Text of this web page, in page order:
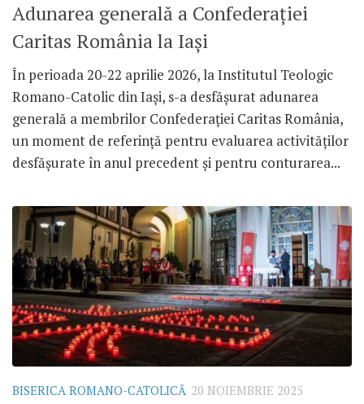
Adunarea generală a Confederației
Caritas România la Iași
În perioada 20-22 aprilie 2026, la Institutul Teologic
Romano-Catolic din Iași, s-a desfășurat adunarea
generală a membrilor Confederației Caritas România,
un moment de referință pentru evaluarea activităților
desfășurate în anul precedent și pentru conturarea...
BISERICA ROMANO-CATOLICĂ 20 NOIEMBRIE 2025